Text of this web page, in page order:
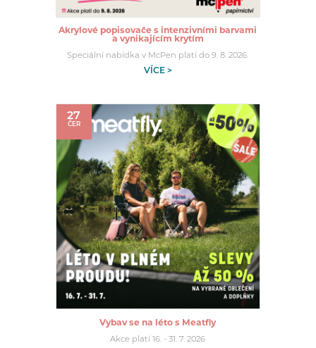
Akrylové popisovače s intenzivními barvami
a vynikajícím krytím
Speciální nabídka v McPen platí do 9. 8. 2026.
VÍCE >
27
ČER
Vybav se na léto s Meatfly
Akce platí 16. - 31. 7. 2026